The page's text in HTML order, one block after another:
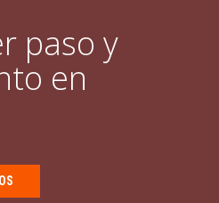
paso y
en